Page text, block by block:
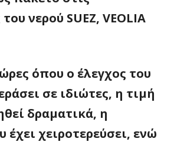
νερού SUEZ, VEOLIA
όπου ο έλεγχος του
σε ιδιώτες, η τιμή
δραματικά, η
έχει χειροτερεύσει, ενώ